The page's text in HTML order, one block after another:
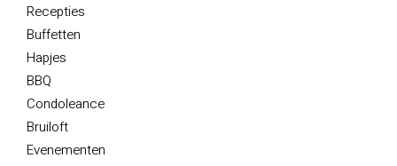
Recepties
Buffetten
Hapjes
BBQ
Condoleance
Bruiloft
Evenementen